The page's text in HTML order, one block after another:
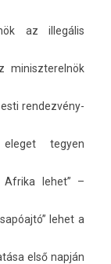
az illegális
miniszterel­nök
esti re­ndez­vény­
tegy­en
Af­rika lehet” –
lehet a
első napján